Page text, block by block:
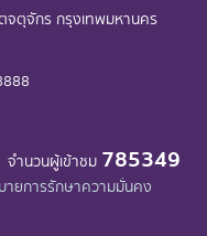
จตุจักร กรุงเทพมหานคร
จำนวนผู้เข้าชม 785349
ายการรักษาความมั่นคง